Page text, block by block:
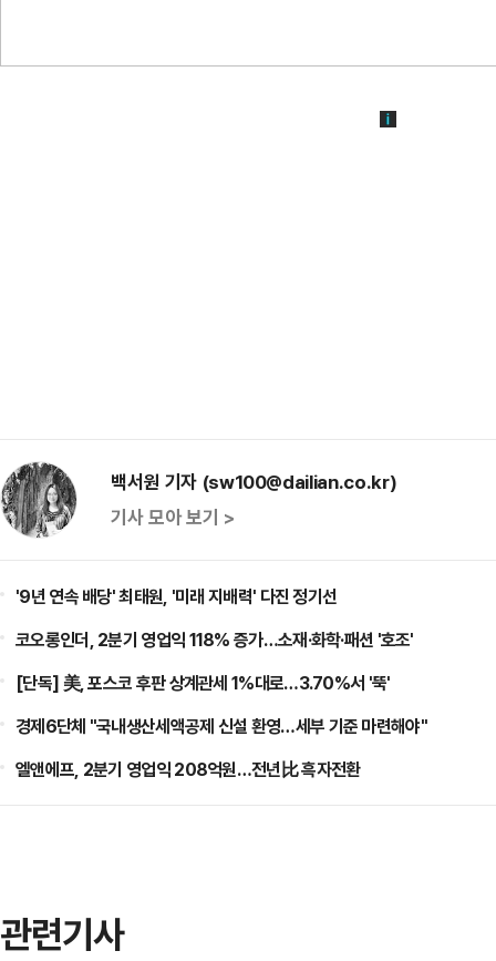
백서원 기자 (sw100@dailian.co.kr)
기사 모아 보기 >
'9년 연속 배당' 최태원, '미래 지배력' 다진 정기선
코오롱인더, 2분기 영업익 118% 증가…소재·화학·패션 '호조'
[단독] 美, 포스코 후판 상계관세 1%대로…3.70%서 '뚝'
경제6단체 "국내생산세액공제 신설 환영…세부 기준 마련해야"
엘앤에프, 2분기 영업익 208억원…전년比 흑자전환
관련기사